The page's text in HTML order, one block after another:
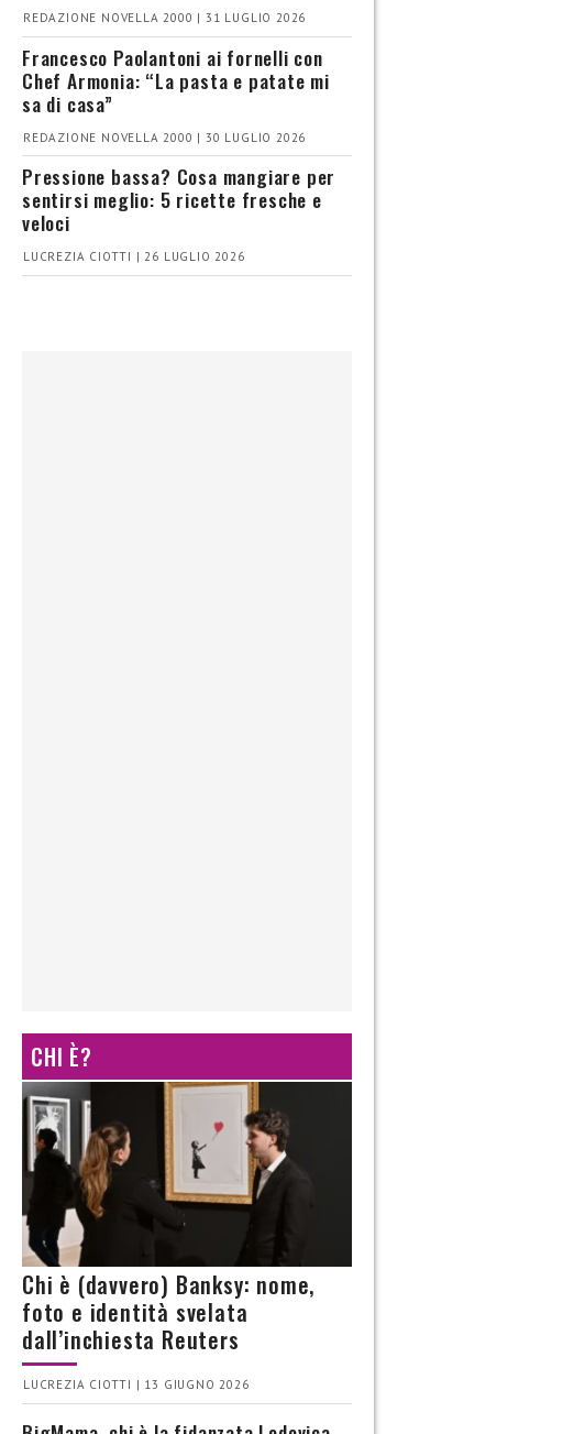
REDAZIONE NOVELLA 2000 | 31 LUGLIO 2026
Francesco Paolantoni ai fornelli con
Chef Armonia: “La pasta e patate mi
sa di casa”
REDAZIONE NOVELLA 2000 | 30 LUGLIO 2026
Pressione bassa? Cosa mangiare per
sentirsi meglio: 5 ricette fresche e
veloci
LUCREZIA CIOTTI | 26 LUGLIO 2026
CHI È?
Chi è (davvero) Banksy: nome,
foto e identità svelata
dall’inchiesta Reuters
LUCREZIA CIOTTI | 13 GIUGNO 2026